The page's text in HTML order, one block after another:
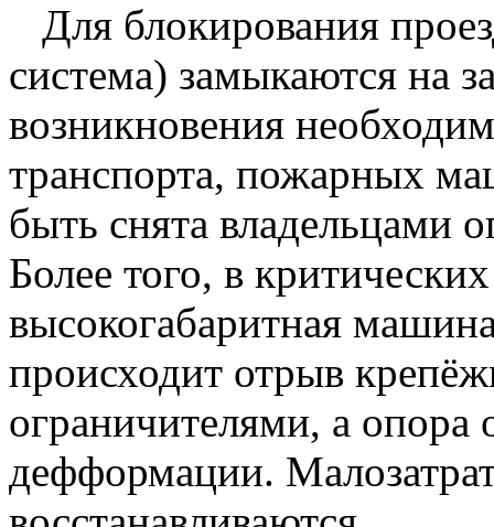
Для блокирования
система) замыкаются на
возникновения
транспорта, пожарных
быть снята владельцами
Более того, в
высокогабаритная
происходит отрыв
ограничителями, а опора
дефформации.